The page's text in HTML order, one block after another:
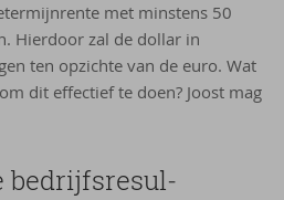
met minstens 50
Hierdoor zal de dollar in
ten opzichte van de euro. Wat
dit effectief te doen? Joost mag
be­drijfs­re­sul­